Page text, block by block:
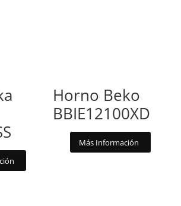
Horno Beko
BBIE12100XD
Más Información